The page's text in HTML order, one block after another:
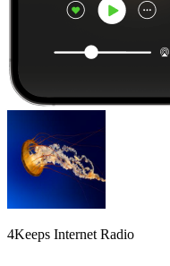
4Keeps Internet Radio